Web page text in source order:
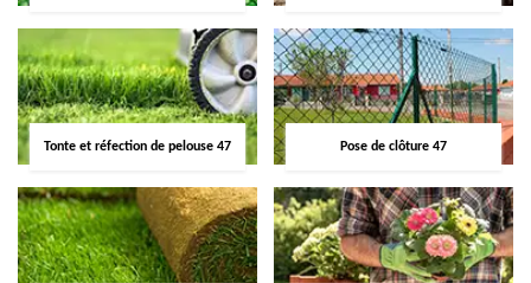
Tonte et réfection de pelouse 47 Pose de clôture 47